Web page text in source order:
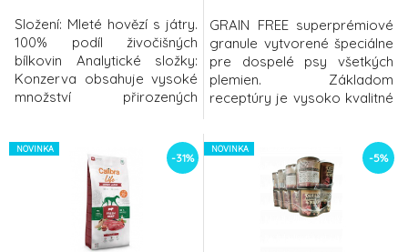
Složení: Mleté hovězí s játry.
100% podíl živočišných
bílkovin Analytické složky:
Konzerva obsahuje vysoké
množství přirozených
methionin, cystin) a minerálů.
bílkoviny 130g tuky 60g
vláknina 5g popeloviny 25g
vlhkost 75% Kromě tělesné
hmotnosti může mít na
krmnou dávku vliv také věk,
GRAIN FREE superprémiové
granule vytvorené špeciálne
pre dospelé psy všetkých
plemien. Základom
receptúry je vysoko kvalitné
sušenom stave), ktoré je
ideálnou voľbou aj pre psov
s citlivejším trávením.
NOVINKA
-31%
NOVINKA
-5%